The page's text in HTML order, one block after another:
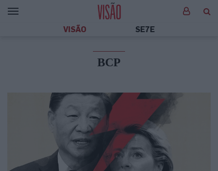
VISÃO SE7E
BCP